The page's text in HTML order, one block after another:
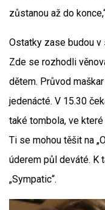
zůstanou až do
Ostatky zase budou
Zde se rozhodli
dětem. Průvod
jedenácté. V 15.30
také tombola, ve
Ti se mohou těšit na
úderem půl deváté. K
„Sympatic“.